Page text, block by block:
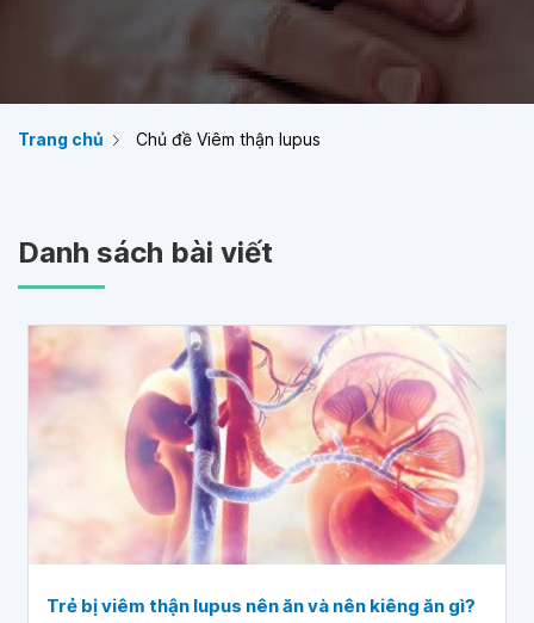
Trang chủ Chủ đề Viêm thận lupus
Danh sách bài viết
Trẻ bị viêm thận lupus nên ăn và nên kiêng ăn gì?